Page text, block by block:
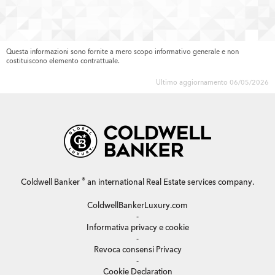
Questa informazioni sono fornite a mero scopo informativo generale e non
costituiscono elemento contrattuale.
Ultimo aggiornamento 06/05/2026
Coldwell Banker ® an international Real Estate services company.
ColdwellBankerLuxury.com
-
Informativa privacy e cookie
-
Revoca consensi Privacy
-
Cookie Declaration